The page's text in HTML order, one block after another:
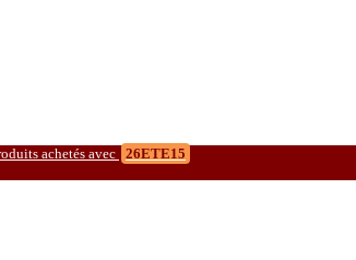
achetés avec 26ETE15